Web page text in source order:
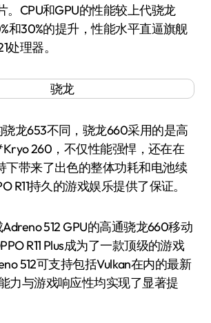
。CPU和GPU的性能较上代骁龙
和30%的提升，性能水平直逼旗舰
处理器。
653不同，骁龙660采用的是高
260，不仅性能强悍，还在在
下带来了出色的整体功耗和电池续
R11持久的游戏娱乐提供了保证。
512 GPU的高通骁龙660移动
R11 Plus成为了一款顶级的游戏
512可支持包括Vulkan在内的最新
力与游戏响应性均实现了显著提